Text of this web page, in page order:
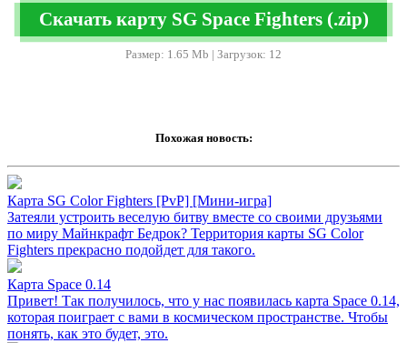
Скачать карту SG Space Fighters (.zip)
Размер: 1.65 Mb | Загрузок: 12
Похожая новость:
Карта SG Color Fighters [PvP] [Mини-игра]
Затеяли устроить веселую битву вместе со своими друзьями
по миру Майнкрафт Бедрок? Территория карты SG Color
Fighters прекрасно подойдет для такого.
Карта Space 0.14
Привет! Так получилось, что у нас появилась карта Space 0.14,
которая поиграет с вами в космическом пространстве. Чтобы
понять, как это будет, это.